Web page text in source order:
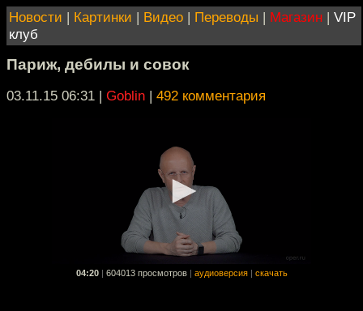
Новости | Картинки | Видео | Переводы | Магазин | VIP
клуб
Париж, дебилы и совок
03.11.15 06:31 | Goblin | 492 комментария
04:20 604013 просмотров аудиоверсия скачать